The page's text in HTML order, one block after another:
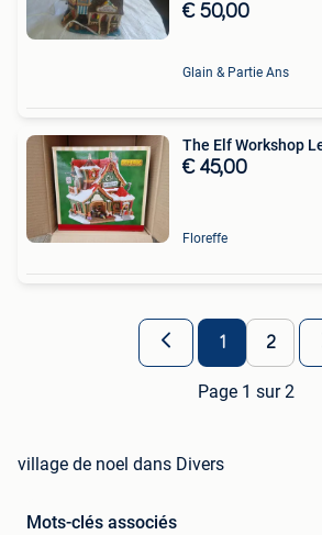
€ 50,00
Glain & Partie Ans
The Elf Workshop
€ 45,00
Floreffe
1 2
Page 1 sur 2
village de noel dans Divers
Mots-clés associés